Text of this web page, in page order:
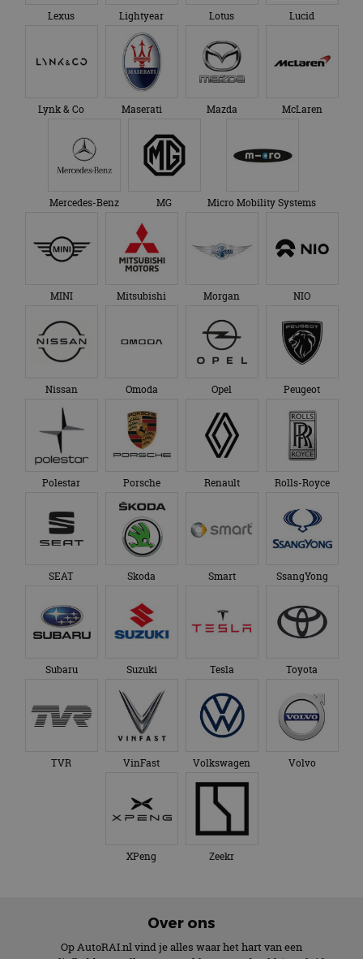
Lexus Lightyear Lotus Lucid
Lynk & Co Maserati Mazda McLaren
Mercedes-Benz MG Micro Mobility Systems
MINI Mitsubishi Morgan NIO
Nissan Omoda Opel Peugeot
Polestar Porsche Renault Rolls-Royce
SEAT Skoda Smart SsangYong
Subaru Suzuki Tesla Toyota
TVR VinFast Volkswagen Volvo
XPeng Zeekr
Over ons
Op AutoRAI.nl vind je alles waar het hart van een